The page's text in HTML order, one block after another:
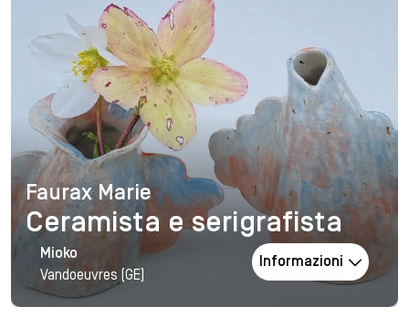
Faurax Marie
Faurax Marie
Ceramista e serigrafista
Mioko
Vandoeuvres (GE)
Informazioni